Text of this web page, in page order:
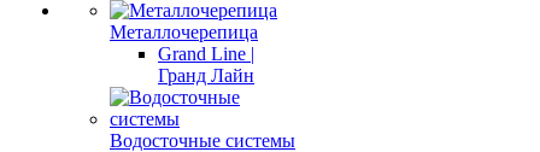
Металлочерепица
Grand Line |
Гранд Лайн
Водосточные системы